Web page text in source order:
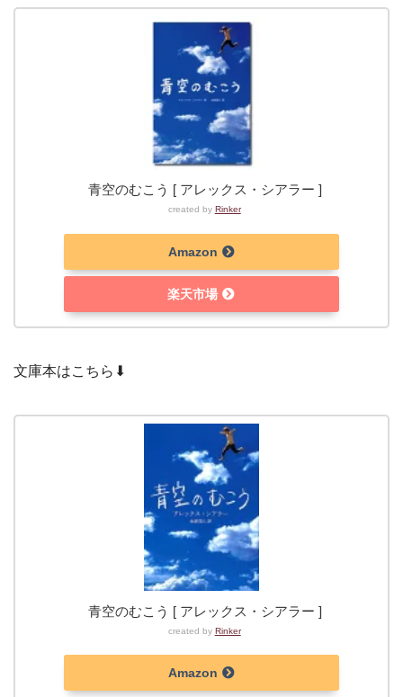
青空のむこう [ アレックス・シアラー ]
created by Rinker
Amazon
楽天市場
文庫本はこちら⬇︎
青空のむこう [ アレックス・シアラー ]
created by Rinker
Amazon